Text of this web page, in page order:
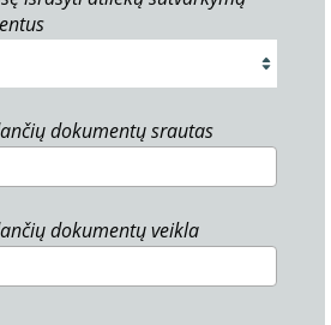
dokumentų srautas
dokumentų veikla